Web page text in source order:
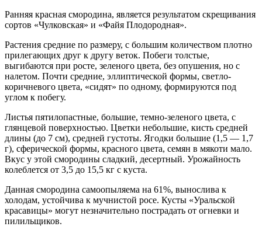
Ранняя красная смородина, является результатом скрещивания
сортов «Чулковская» и «Файя Плодородная».
Растения средние по размеру, с большим количеством плотно
прилегающих друг к другу веток. Побеги толстые,
выгибаются при росте, зеленого цвета, без опушения, но с
налетом. Почти средние, эллиптической формы, светло-
коричневого цвета, «сидят» по одному, формируются под
углом к побегу.
Листья пятилопастные, большие, темно-зеленого цвета, с
глянцевой поверхностью. Цветки небольшие, кисть средней
длины (до 7 см), средней густоты. Ягодки большие (1,5 — 1,7
г), сферической формы, красного цвета, семян в мякоти мало.
Вкус у этой смородины сладкий, десертный. Урожайность
колеблется от 3,5 до 15,5 кг с куста.
Данная смородина самоопыляема на 61%, вынослива к
холодам, устойчива к мучнистой росе. Кусты «Уральской
красавицы» могут незначительно пострадать от огневки и
пилильщиков.